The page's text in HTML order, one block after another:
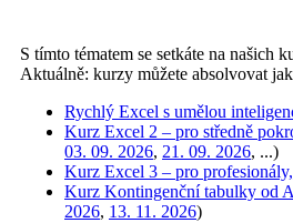
S tímto tématem se setkáte na našich
Aktuálně: kurzy můžete absolvovat jak
Rychlý Excel s umělou
Kurz Excel 2 – pro středně
03. 09. 2026, 21. 09. 2026, ...)
Kurz Excel 3 – pro
Kurz Kontingenční tabulky od
2026, 13. 11. 2026)